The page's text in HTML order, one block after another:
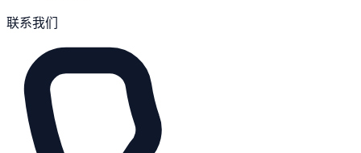
联系我们